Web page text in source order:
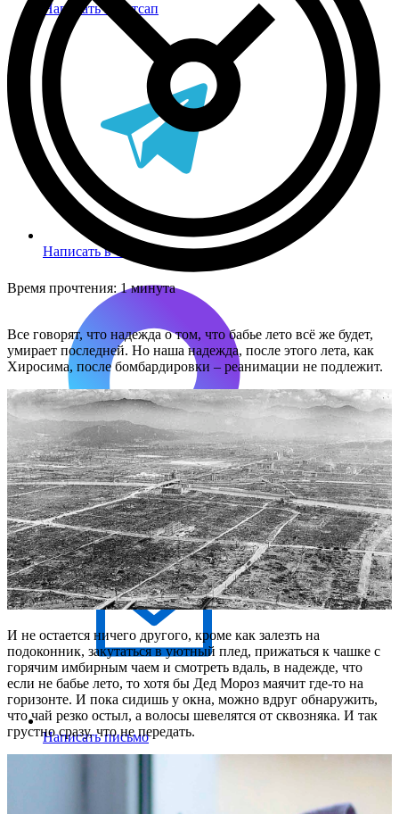
Написать в Вотсап
Написать в Телеграм
Написать в Макс
Написать письмо
Время прочтения: 1 минута
Все говорят, что надежда о том, что бабье лето всё же будет,
умирает последней. Но наша надежда, после этого лета, как
Хиросима, после бомбардировки – реанимации не подлежит.
И не остается ничего другого, кроме как залезть на
подоконник, закутаться в уютный плед, прижаться к чашке с
горячим имбирным чаем и смотреть вдаль, в надежде, что
если не бабье лето, то хотя бы Дед Мороз маячит где-то на
горизонте. И пока сидишь у окна, можно вдруг обнаружить,
что чай резко остыл, а волосы шевелятся от сквозняка. И так
грустно сразу, что не передать.